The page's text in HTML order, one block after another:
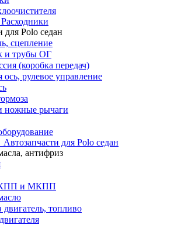
для Polo седан
сцепление
и трубы ОГ
(коробка передач)
ось, рулевое управление
ножные рычаги
для Polo седан
антифриз
и МКПП
топливо